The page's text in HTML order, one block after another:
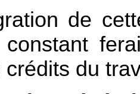
de
constant
crédits du